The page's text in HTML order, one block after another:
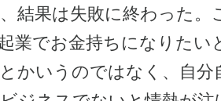
結果は失敗に終わった。
業でお金持ちになりたい
かいうのではなく、自分